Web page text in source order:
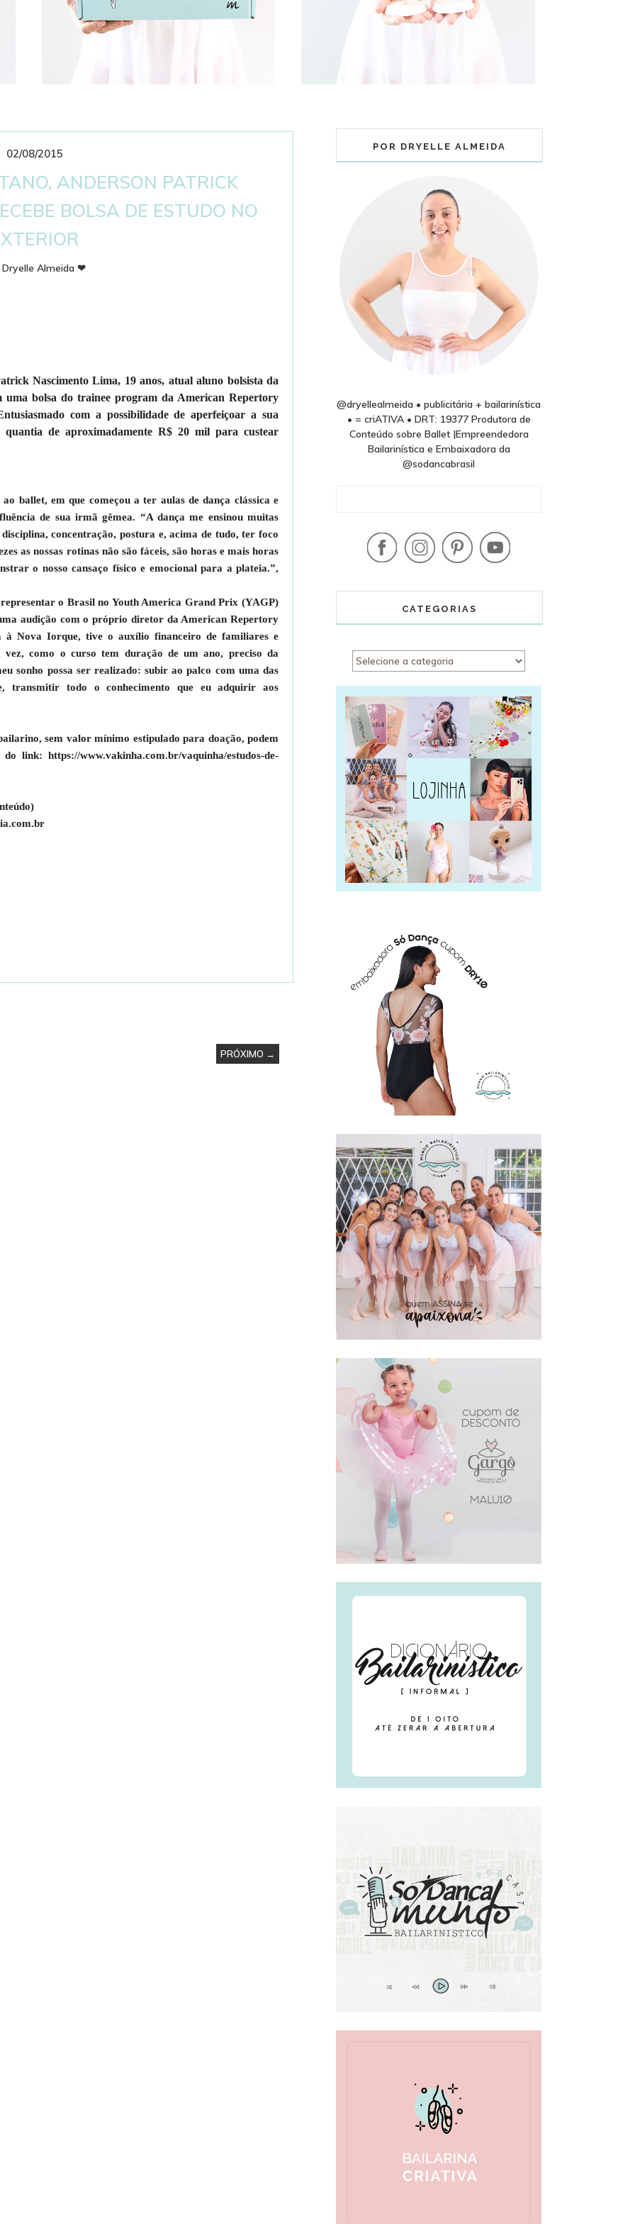
02/08/2015
ANDERSON PATRICK
BOLSA DE ESTUDO NO
Dryelle Almeida ❤
Nascimento Lima, 19 anos, atual aluno bolsista da
uma bolsa do trainee program da American Repertory
com a possibilidade de aperfeiçoar a sua
quantia de aproximadamente R$ 20 mil para custear
ballet, em que começou a ter aulas de dança clássica e
de sua irmã gêmea. “A dança me ensinou muitas
concentração, postura e, acima de tudo, ter foco
as nossas rotinas não são fáceis, são horas e mais horas
o nosso cansaço físico e emocional para a plateia.”,
o Brasil no Youth America Grand Prix (YAGP)
audição com o próprio diretor da American Repertory
à Nova Iorque, tive o auxílio financeiro de familiares e
vez, como o curso tem duração de um ano, preciso da
sonho possa ser realizado: subir ao palco com uma das
transmitir todo o conhecimento que eu adquirir aos
sem valor mínimo estipulado para doação, podem
link: https://www.vakinha.com.br/vaquinha/estudos-de-
PRÓXIMO →
POR DRYELLE ALMEIDA
@dryellealmeida • publicitária + bailarinística
• = criATIVA • DRT: 19377 Produtora de
Conteúdo sobre Ballet |Empreendedora
Bailarinística e Embaixadora da
@sodancabrasil
CATEGORIAS